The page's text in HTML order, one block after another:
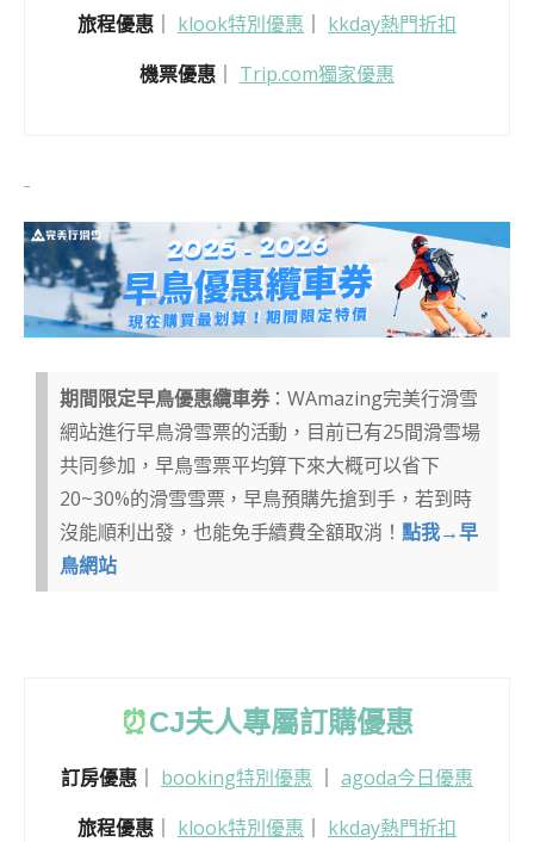
旅程優惠 klook特別優惠
kkday熱門折扣
機票優惠
Trip.com獨家優惠
期間限定早鳥優惠纜車券：WAmazing完美行滑雪
網站進行早鳥滑雪票的活動，目前已有25間滑雪場
共同參加，早鳥雪票平均算下來大概可以省下
20~30%的滑雪雪票，早鳥預購先搶到手，若到時
沒能順利出發，也能免手續費全額取消！點我→早
鳥網站
⏰CJ夫人專屬訂購優惠
訂房優惠 booking特別優惠
agoda今日優惠
旅程優惠
klook特別優惠
kkday熱門折扣